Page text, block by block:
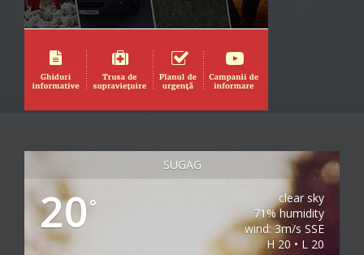
SUGAG
20°
clear sky
71% humidity
wind: 3m/s SSE
H 20 • L 20